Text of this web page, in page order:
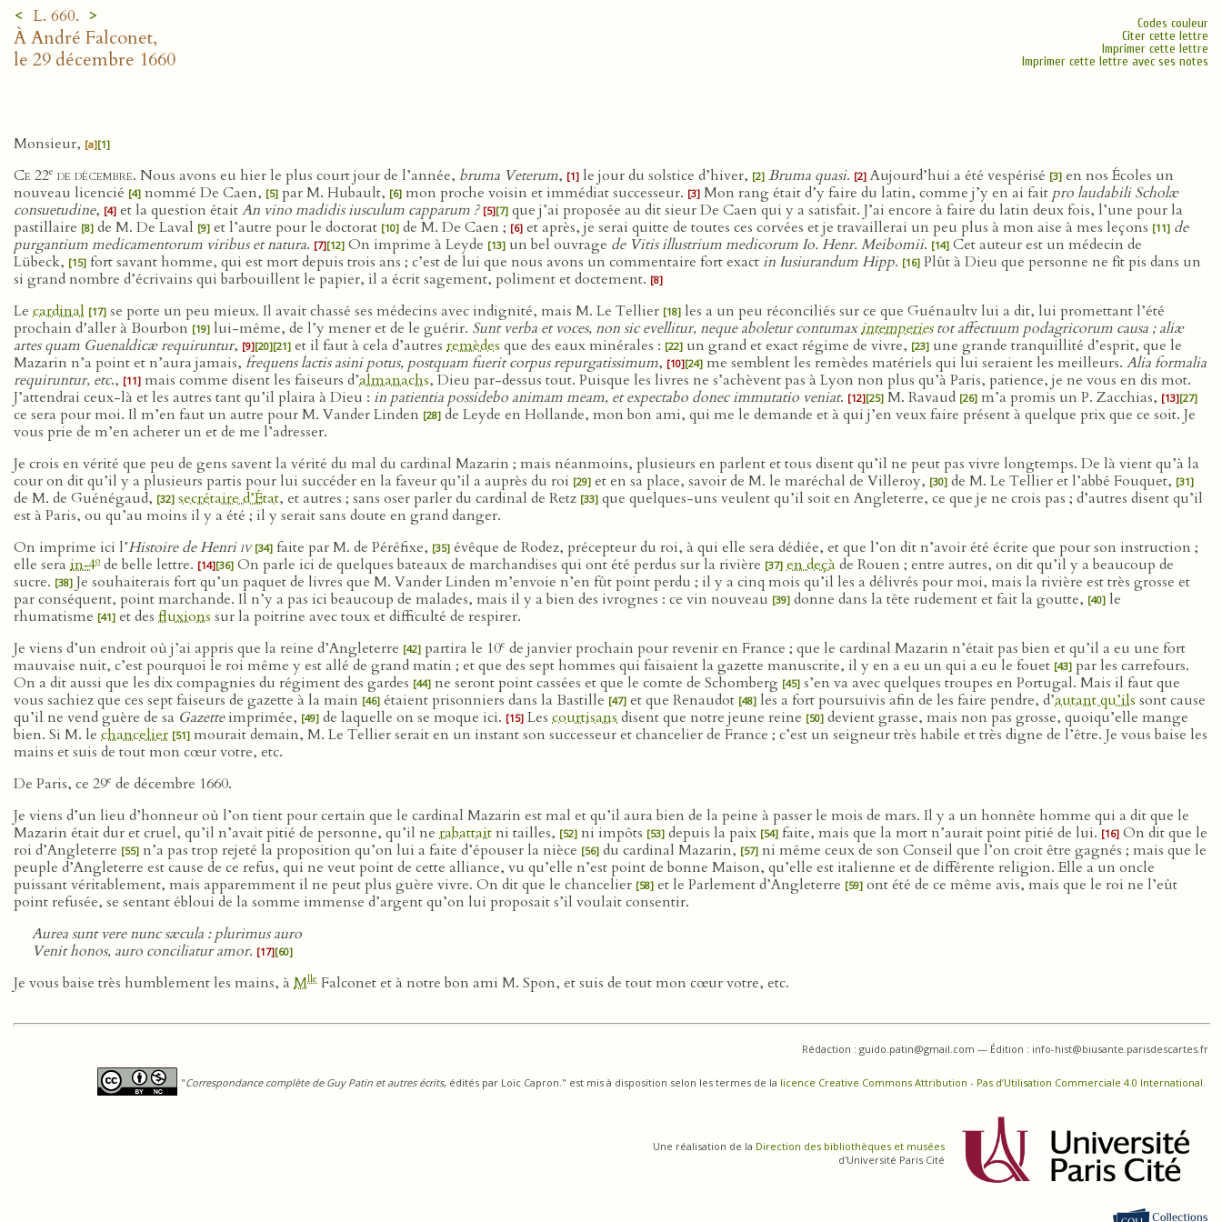
< L. 660. >
À André Falconet,
le 29 décembre 1660
Codes couleur
Citer cette lettre
Imprimer cette lettre
Imprimer cette lettre avec ses notes
Monsieur, [a][1]
Ce 22e de décembre. Nous avons eu hier le plus court jour de l’année, bruma Veterum, [1] le jour du solstice d’hiver, [2] Bruma quasi. [2] Aujourd’hui a été vespérisé [3] en nos Écoles un
nouveau licencié [4] nommé De Caen, [5] par M. Hubault, [6] mon proche voisin et immédiat successeur. [3] Mon rang était d’y faire du latin, comme j’y en ai fait pro laudabili Scholæ
consuetudine, [4] et la question étaitAn vino madidis iusculum capparum ? [5][7] que j’ai proposée au dit sieur De Caen qui y a satisfait. J’ai encore à faire du latin deux fois, l’une pour la
pastillaire [8] de M. De Laval [9] et l’autre pour le doctorat [10] de M. De Caen ; [6] et après, je serai quitte de toutes ces corvées et je travaillerai un peu plus à mon aise à mes leçons [11] de
purgantium medicamentorum viribus et natura. [7][12] On imprime à Leyde [13] un bel ouvrage de Vitis illustrium medicorum Io. Henr. Meibomii. [14] Cet auteur est un médecin de
Lübeck, [15] fort savant homme, qui est mort depuis trois ans ; c’est de lui que nous avons un commentaire fort exact in Iusiurandum Hipp. [16] Plût à Dieu que personne ne fît pis dans un
si grand nombre d’écrivains qui barbouillent le papier, il a écrit sagement, poliment et doctement. [8]
Le cardinal [17] se porte un peu mieux. Il avait chassé ses médecins avec indignité, mais M. Le Tellier [18] les a un peu réconciliés sur ce que Guénaultv lui a dit, lui promettant l’été
prochain d’aller à Bourbon [19] lui-même, de l’y mener et de le guérir. Sunt verba et voces, non sic evellitur, neque aboletur contumaxintemperiestot affectuum podagricorum causa ; aliæ
artes quam Guenaldicæ requiruntur, [9][20][21] et il faut à cela d’autres remèdes que des eaux minérales : [22] un grand et exact régime de vivre, [23] une grande tranquillité d’esprit, que le
Mazarin n’a point et n’aura jamais, frequens lactis asini potus, postquam fuerit corpus repurgatissimum, [10][24] me semblent les remèdes matériels qui lui seraient les meilleurs. Alia formalia
requiruntur, etc., [11] mais comme disent les faiseurs d’almanachs, Dieu par-dessus tout. Puisque les livres ne s’achèvent pas à Lyon non plus qu’à Paris, patience, je ne vous en dis mot.
J’attendrai ceux-là et les autres tant qu’il plaira à Dieu : in patientia possidebo animam meam, et expectabo donec immutatio veniat. [12][25] M. Ravaud [26] m’a promis un P. Zacchias, [13][27]
ce sera pour moi. Il m’en faut un autre pour M. Vander Linden [28] de Leyde en Hollande, mon bon ami, qui me le demande et à qui j’en veux faire présent à quelque prix que ce soit. Je
vous prie de m’en acheter un et de me l’adresser.
Je crois en vérité que peu de gens savent la vérité du mal du cardinal Mazarin ; mais néanmoins, plusieurs en parlent et tous disent qu’il ne peut pas vivre longtemps. De là vient qu’à la
cour on dit qu’il y a plusieurs partis pour lui succéder en la faveur qu’il a auprès du roi [29] et en sa place, savoir de M. le maréchal de Villeroy, [30] de M. Le Tellier et l’abbé Fouquet, [31]
de M. de Guénégaud, [32] secrétaire d’État, et autres ; sans oser parler du cardinal de Retz [33] que quelques-uns veulent qu’il soit en Angleterre, ce que je ne crois pas ; d’autres disent qu’il
est à Paris, ou qu’au moins il y a été ; il y serait sans doute en grand danger.
On imprime ici l’Histoire de Henriiv [34] faite par M. de Péréfixe, [35] évêque de Rodez, précepteur du roi, à qui elle sera dédiée, et que l’on dit n’avoir été écrite que pour son instruction ;
elle sera in‑4o de belle lettre. [14][36] On parle ici de quelques bateaux de marchandises qui ont été perdus sur la rivière [37] en deçà de Rouen ; entre autres, on dit qu’il y a beaucoup de
sucre. [38] Je souhaiterais fort qu’un paquet de livres que M. Vander Linden m’envoie n’en fût point perdu ; il y a cinq mois qu’il les a délivrés pour moi, mais la rivière est très grosse et
par conséquent, point marchande. Il n’y a pas ici beaucoup de malades, mais il y a bien des ivrognes : ce vin nouveau [39] donne dans la tête rudement et fait la goutte, [40] le
rhumatisme [41] et des fluxions sur la poitrine avec toux et difficulté de respirer.
Je viens d’un endroit où j’ai appris que la reine d’Angleterre [42] partira le 10e de janvier prochain pour revenir en France ; que le cardinal Mazarin n’était pas bien et qu’il a eu une fort
mauvaise nuit, c’est pourquoi le roi même y est allé de grand matin ; et que des sept hommes qui faisaient la gazette manuscrite, il y en a eu un qui a eu le fouet [43] par les carrefours.
On a dit aussi que les dix compagnies du régiment des gardes [44] ne seront point cassées et que le comte de Schomberg [45] s’en va avec quelques troupes en Portugal. Mais il faut que
vous sachiez que ces sept faiseurs de gazette à la main [46] étaient prisonniers dans la Bastille [47] et que Renaudot [48] les a fort poursuivis afin de les faire pendre, d’autant qu’ils sont cause
qu’il ne vend guère de sa Gazetteimprimée, [49] de laquelle on se moque ici. [15] Les courtisansdisent que notre jeune reine [50] devient grasse, mais non pas grosse, quoiqu’elle mange
bien. Si M. le chancelier [51] mourait demain, M. Le Tellier serait en un instant son successeur et chancelier de France ; c’est un seigneur très habile et très digne de l’être. Je vous baise les
mains et suis de tout mon cœur votre, etc.
De Paris, ce 29e de décembre 1660.
Je viens d’un lieu d’honneur où l’on tient pour certain que le cardinal Mazarin est mal et qu’il aura bien de la peine à passer le mois de mars. Il y a un honnête homme qui a dit que le
Mazarin était dur et cruel, qu’il n’avait pitié de personne, qu’il ne rabattaitni tailles, [52] ni impôts [53] depuis la paix [54] faite, mais que la mort n’aurait point pitié de lui. [16] On dit que le
roi d’Angleterre [55] n’a pas trop rejeté la proposition qu’on lui a faite d’épouser la nièce [56] du cardinal Mazarin, [57] ni même ceux de son Conseil que l’on croit être gagnés ; mais que le
peuple d’Angleterre est cause de ce refus, qui ne veut point de cette alliance, vu qu’elle n’est point de bonne Maison, qu’elle est italienne et de différente religion. Elle a un oncle
puissant véritablement, mais apparemment il ne peut plus guère vivre. On dit que le chancelier [58] et le Parlement d’Angleterre [59] ont été de ce même avis, mais que le roi ne l’eût
point refusée, se sentant ébloui de la somme immense d’argent qu’on lui proposait s’il voulait consentir.
Aurea sunt vere nunc sæcula : plurimus auro
Venit honos, auro conciliatur amor. [17][60]
Je vous baise très humblement les mains, à Mlle Falconet et à notre bon ami M. Spon, et suis de tout mon cœur votre, etc.
Rédaction : guido.patin@gmail.com — Édition : info-hist@biusante.parisdescartes.fr
"Correspondance complète de Guy Patin et autres écrits, édités par Loïc Capron." est mis à disposition selon les termes de la licence Creative Commons Attribution - Pas d’Utilisation Commerciale 4.0 International.
Une réalisation de la Direction des bibliothèques et musées
d'Université Paris Cité